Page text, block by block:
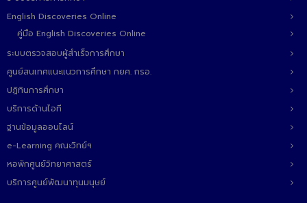
- ข่าวประชาสัมพันธ์ภายนอก
วารสารคณะ
- ฐานข้อมูลงานวิจัย
- การจัดการความรู้ (KM Scitech)
- โครงการบริหารจัดการพื้นที่ 10 ไร่ ด้านหลังโรงสีข้าว
English Discoveries Online
คู่มือ English Discoveries Online
ระบบตรวจสอบผู้สำเร็จการศึกษา
ศูนย์สนเทศแนะแนวการศึกษา กยศ. กรอ.
ปฏิทินการศึกษา
บริการด้านไอที
ฐานข้อมูลออนไลน์
e-Learning คณะวิทย์ฯ
หอพักศูนย์วิทยาศาสตร์
บริการศูนย์พัฒนาทุนมนุษย์